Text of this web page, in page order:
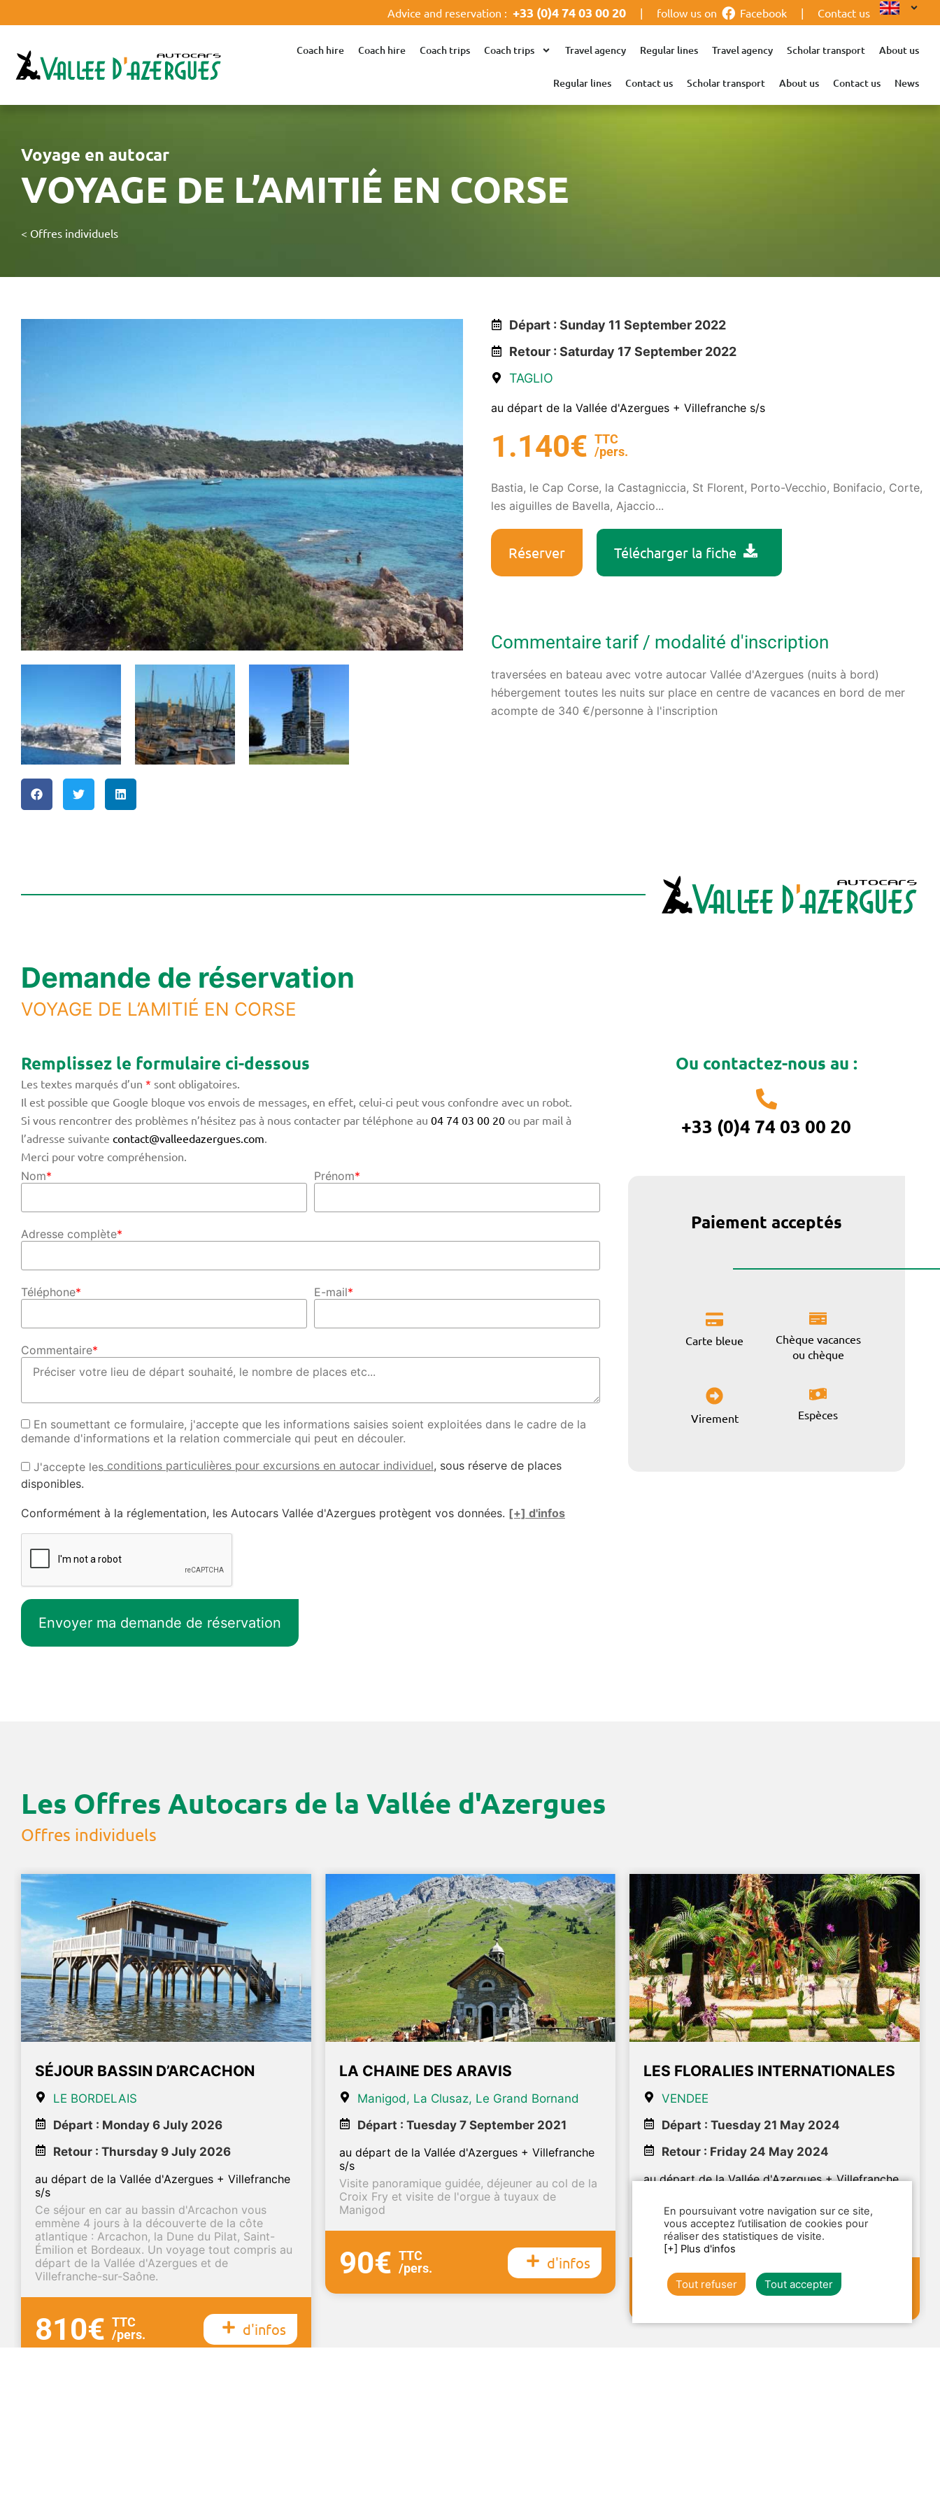
Advice and reservation : +33 (0)4 74 03 00 20 | follow us on Facebook | Contact us
Coach hire Coach hire Coach trips Coach trips Travel agency Regular lines Travel agency Scholar transport About us
Regular lines Contact us Scholar transport About us Contact us News
Voyage en autocar
VOYAGE DE L’AMITIÉ EN CORSE
< Offres individuels
Départ : Sunday 11 September 2022
Retour : Saturday 17 September 2022
TAGLIO
au départ de la Vallée d'Azergues + Villefranche s/s
1.140€ TTC
/pers.
Bastia, le Cap Corse, la Castagniccia, St Florent, Porto-Vecchio, Bonifacio, Corte,
les aiguilles de Bavella, Ajaccio...
Réserver Télécharger la fiche
Commentaire tarif / modalité d'inscription
traversées en bateau avec votre autocar Vallée d'Azergues (nuits à bord)
hébergement toutes les nuits sur place en centre de vacances en bord de mer
acompte de 340 €/personne à l'inscription
Demande de réservation
VOYAGE DE L’AMITIÉ EN CORSE
Remplissez le formulaire ci-dessous
Les textes marqués d’un * sont obligatoires.
Il est possible que Google bloque vos envois de messages, en effet, celui-ci peut vous confondre avec un robot.
Si vous rencontrer des problèmes n’hésitez pas à nous contacter par téléphone au 04 74 03 00 20 ou par mail à
l’adresse suivante contact@valleedazergues.com.
Merci pour votre compréhension.
Nom* Prénom*
Adresse complète*
Téléphone* E-mail*
Commentaire*
En soumettant ce formulaire, j'accepte que les informations saisies soient exploitées dans le cadre de la
demande d'informations et la relation commerciale qui peut en découler.
J'accepte les conditions particulières pour excursions en autocar individuel, sous réserve de places
disponibles.
Conformément à la réglementation, les Autocars Vallée d'Azergues protègent vos données. [+] d'infos
Ou contactez-nous au :
+33 (0)4 74 03 00 20
Paiement acceptés
Carte bleue
Chèque vacances
ou chèque
Virement Espèces
Les Offres Autocars de la Vallée d'Azergues
Offres individuels
SÉJOUR BASSIN D’ARCACHON
LE BORDELAIS
Départ : Monday 6 July 2026
Retour : Thursday 9 July 2026
au départ de la Vallée d'Azergues + Villefranche
s/s
Ce séjour en car au bassin d'Arcachon vous
emmène 4 jours à la découverte de la côte
atlantique : Arcachon, la Dune du Pilat, Saint-
Émilion et Bordeaux. Un voyage tout compris au
départ de la Vallée d'Azergues et de
Villefranche-sur-Saône.
810€ TTC
/pers.
d'infos
LA CHAINE DES ARAVIS
Manigod, La Clusaz, Le Grand Bornand
Départ : Tuesday 7 September 2021
au départ de la Vallée d'Azergues + Villefranche
s/s
Visite panoramique guidée, déjeuner au col de la
Croix Fry et visite de l'orgue à tuyaux de
Manigod
90€ TTC
/pers.
d'infos
LES FLORALIES INTERNATIONALES
VENDEE
Départ : Tuesday 21 May 2024
Retour : Friday 24 May 2024
au départ de la Vallée d'Azergues + Villefranche
Participez à l'un des évènements horticoles les
plus importants en Europe, organisé tous les 5
ans !
635€ TTC
/pers.
En poursuivant votre navigation sur ce site,
vous acceptez l’utilisation de cookies pour
réaliser des statistiques de visite.
[+] Plus d'infos
Tout refuser Tout accepter